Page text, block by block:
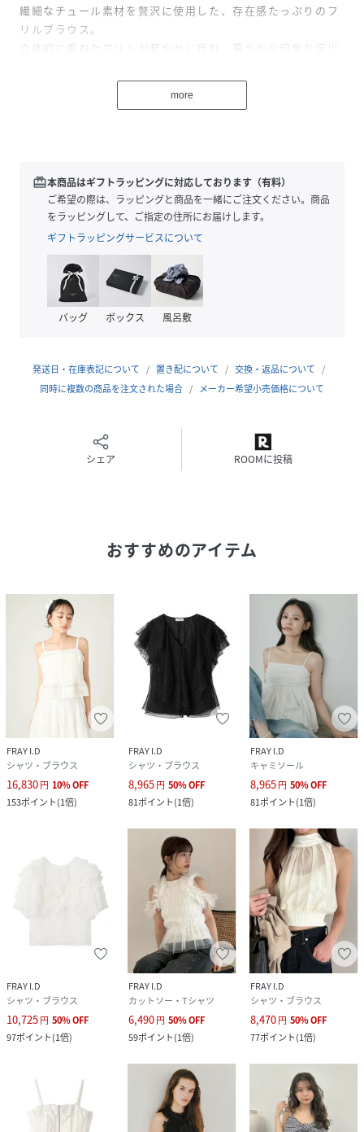
繊細なチュール素材を贅沢に使用した、存在感たっぷりのフ
リルブラウス。
立体的に重ねたフリルが軽やかに揺れ、華やかな印象を演出
Vネックでシャープさを加えることで、甘すぎず大人のバラン
また、インナーキャミソール付きで透け感を気にせず安心し
て着用できるのも嬉しいポイントです。
デニムやワイドパンツ合わせでデイリーに、ワンピースやス
カート合わせでオケージョンにと、シーン問わず活躍してく
れる汎用性の高さも魅力的。
色展開は全3色。上品で女性らしいIVR、ラメのチュールを使
用したほのかな煌めきが華やかなLGRY、シックなBLKから
お選びいただけます。
あります。
またパソコン・スマートフォンなどの環境により、若干製品
商品の色味は、商品単品画像をご参照下さい。
※商品画像はサンプルのため、色味やサイズ等の仕様に変更
中国
素材
[WHT・BLK]ポリエステル100%[LGRY]ナイロン
サイズ F[99]
品番
SD4232_FWFB262116
FWFB262116-L4-3U SD4232
more
redeem本商品はギフトラッピングに対応しております（有料）
ご希望の際は、ラッピングと商品を一緒にご注文ください。商品
をラッピングして、ご指定の住所にお届けします。
ギフトラッピングサービスについて
バッグ ボックス 風呂敷
発送日・在庫表記について 置き配について
交換・返品について
同時に複数の商品を注文された場合
メーカー希望小売価格について
シェア ROOMに投稿
おすすめのアイテム
FRAY I.D
シャツ・ブラウス
16,830円 10%OFF
153ポイント(1倍)
FRAY I.D
シャツ・ブラウス
8,965円 50%OFF
81ポイント(1倍)
FRAY I.D
キャミソール
8,965円 50%OFF
81ポイント(1倍)
FRAY I.D
シャツ・ブラウス
10,725円 50%OFF
97ポイント(1倍)
FRAY I.D
カットソー・Tシャツ
6,490円 50%OFF
59ポイント(1倍)
FRAY I.D
シャツ・ブラウス
8,470円 50%OFF
77ポイント(1倍)